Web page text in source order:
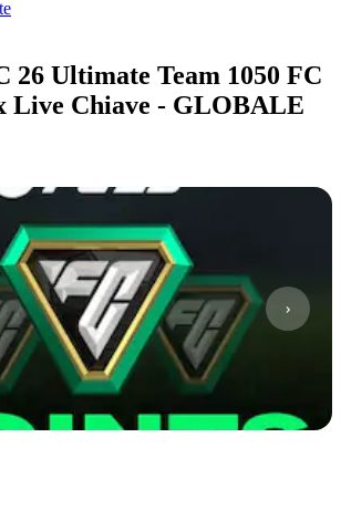
26 Ultimate Team 1050 FC
Live Chiave - GLOBALE